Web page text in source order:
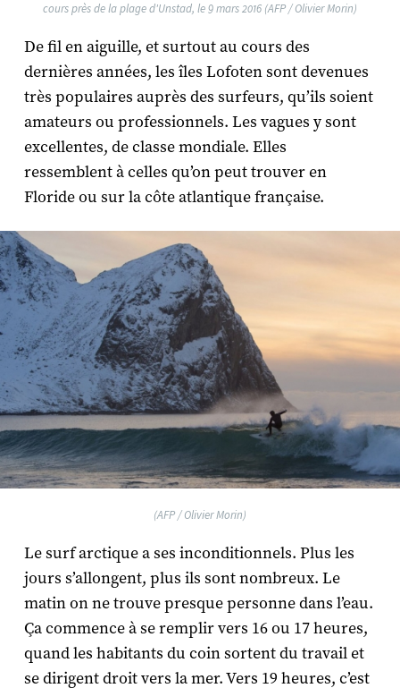
cours près de la plage d'Unstad, le 9 mars 2016 (AFP / Olivier Morin)
De fil en aiguille, et surtout au cours des
dernières années, les îles Lofoten sont devenues
très populaires auprès des surfeurs, qu’ils soient
amateurs ou professionnels. Les vagues y sont
excellentes, de classe mondiale. Elles
ressemblent à celles qu’on peut trouver en
Floride ou sur la côte atlantique française.
(AFP / Olivier Morin)
Le surf arctique a ses inconditionnels. Plus les
jours s’allongent, plus ils sont nombreux. Le
matin on ne trouve presque personne dans l’eau.
Ça commence à se remplir vers 16 ou 17 heures,
quand les habitants du coin sortent du travail et
se dirigent droit vers la mer. Vers 19 heures, c’est